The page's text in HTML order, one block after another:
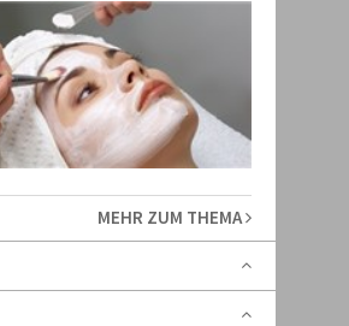
MEHR ZUM THEMA